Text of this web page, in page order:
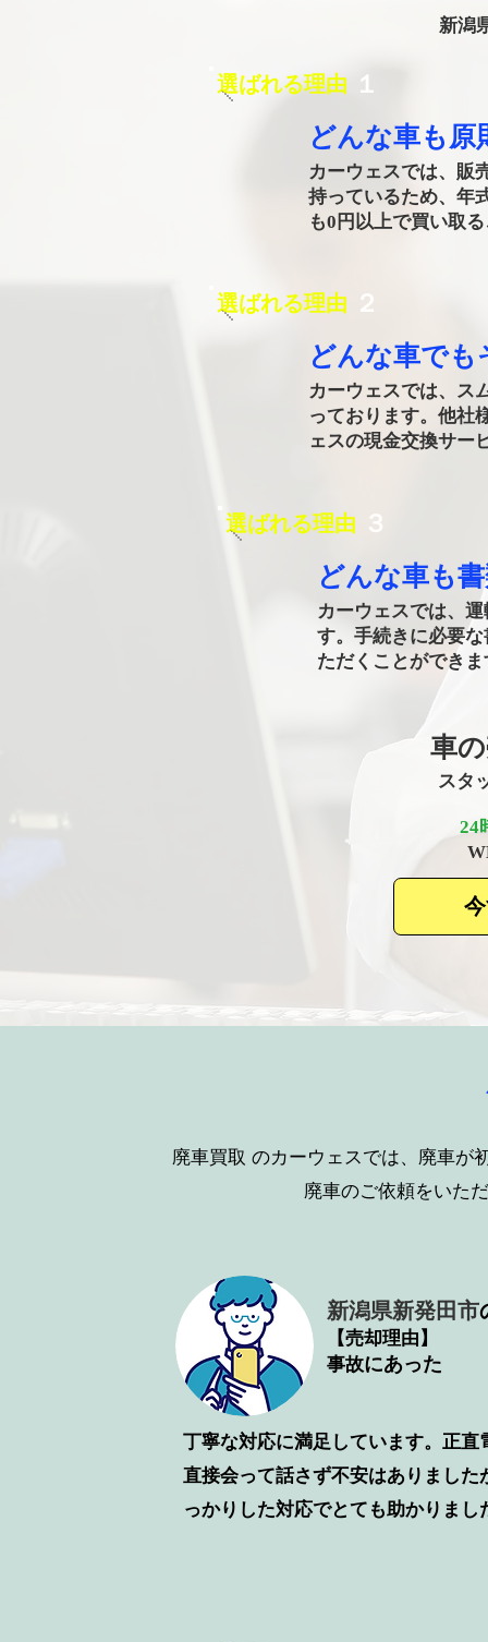
新潟
どんな車も原
カーウェスでは、販
持っているため、年
も0円以上で買い取
選ばれる理由 ​１
どんな車でも
カーウェスでは、ス
っております。他社
ェスの現金交換サー
選ばれる理由 ​２
どんな車も​
カーウェスでは、
す。手続きに必要
ただくことができま
選ばれる理由 ​３
車
スタ
24
廃車買取 のカーウェスでは、廃車が
廃車のご依頼をいた
新潟県新発田市
【売却理由】
事故​にあった
丁寧な対応に満足しています。正直
直接会って話さず不安はありました
っかりした対応でとても助かりまし